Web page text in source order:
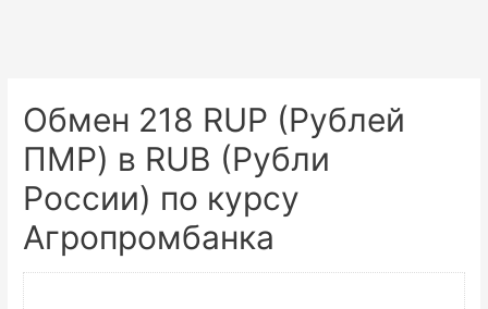
Обмен 218 RUP (Рублей
ПМР) в RUB (Рубли
России) по курсу
Агропромбанка